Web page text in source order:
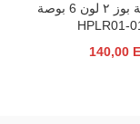
بنسة بوز ٢ لون 6 بوصة
HPLR01-
140,00